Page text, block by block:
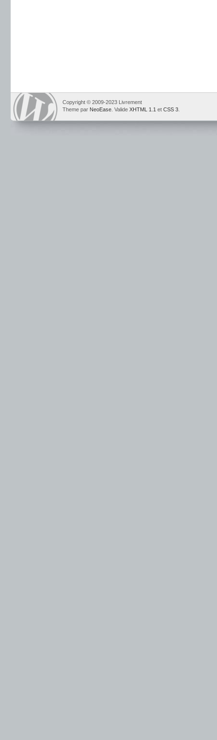
Copyright © 2009-2023 Livrement
Theme par NeoEase . Valide XHTML 1.1 et CSS 3